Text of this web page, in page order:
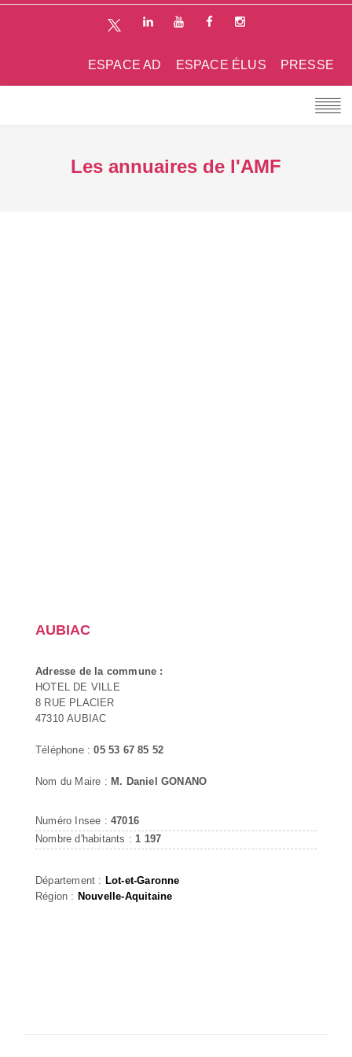
PRESSE
ESPACE ÉLUS
ESPACE AD
Les annuaires de l'AMF
AUBIAC
Adresse de la commune :
HOTEL DE VILLE
8 RUE PLACIER
47310 AUBIAC
Téléphone :05 53 67 85 52
Nom du Maire : M. Daniel GONANO
Numéro Insee : 47016
Nombre d'habitants : 1 197
Département : Lot-et-Garonne
Région : Nouvelle-Aquitaine